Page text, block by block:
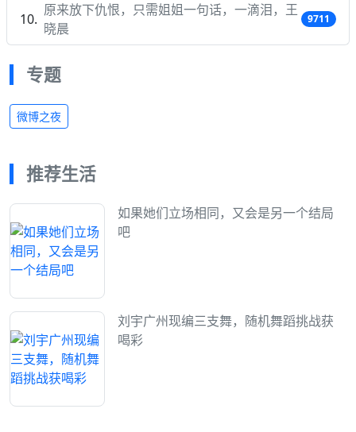
原来放下仇恨，只需姐姐一句话，一滴泪，王
晓晨
9711
专题
微博之夜
推荐生活
如果她们立场相同，又会是另一个结局
吧
刘宇广州现编三支舞，随机舞蹈挑战获
喝彩